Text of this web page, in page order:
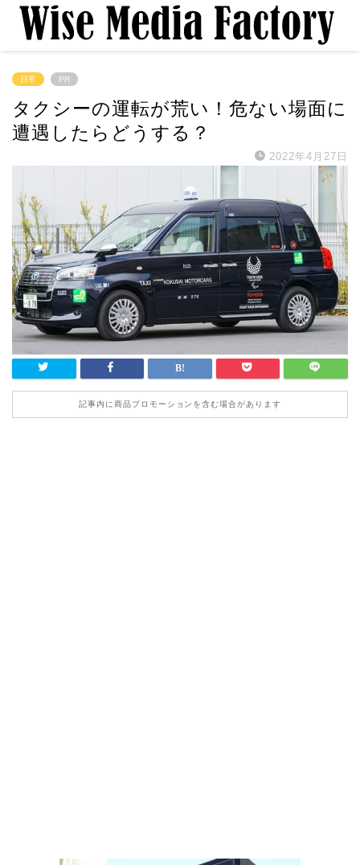
日常 PR
タクシーの運転が荒い！危ない場面に
遭遇したらどうする？
2022年4月27日
記事内に商品プロモーションを含む場合があります